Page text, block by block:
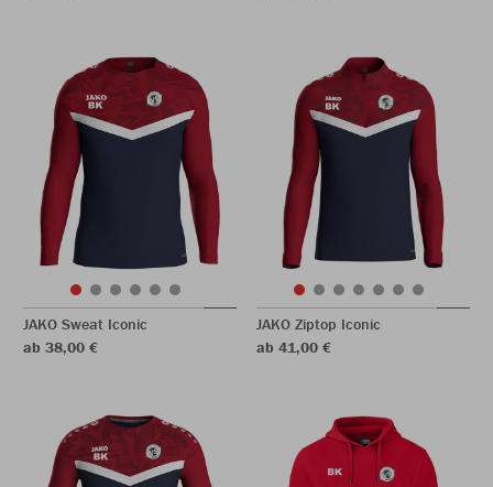
JAKO Sweat Iconic
ab 38,00 €
JAKO Ziptop Iconic
ab 41,00 €